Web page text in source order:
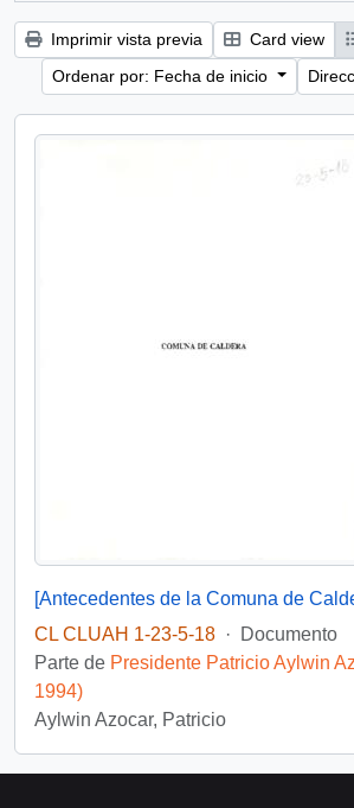
Imprimir vista previa Card view
Ordenar por: Fecha de inicio
[Antecedentes de la Comuna de
CL CLUAH 1-23-5-18 ·
Documento
Parte de Presidente Patricio Aylwin
1994)
Aylwin Azocar, Patricio